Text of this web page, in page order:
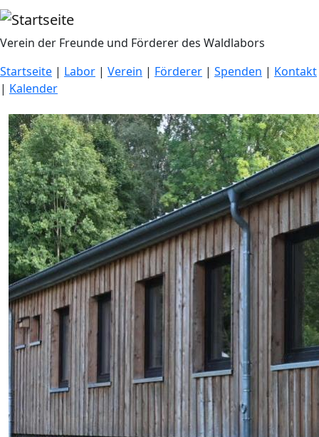
Direkt zum Inhalt
Verein der Freunde und Förderer des Waldlabors
Startseite | Labor | Verein | Förderer | Spenden | Kontakt
| Kalender